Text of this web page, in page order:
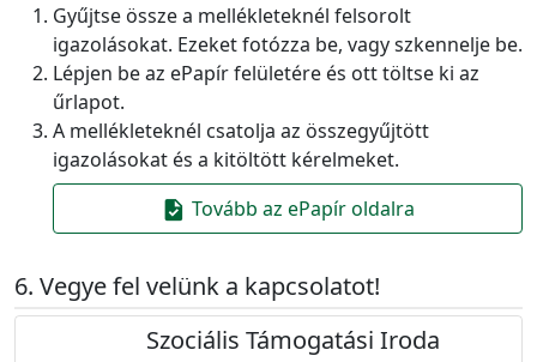
Gyűjtse össze a mellékleteknél felsorolt
igazolásokat. Ezeket fotózza be, vagy szkennelje be.
Lépjen be az ePapír felületére és ott töltse ki az
űrlapot.
A mellékleteknél csatolja az összegyűjtött
igazolásokat és a kitöltött kérelmeket.
task Tovább az ePapír oldalra
Vegye fel velünk a kapcsolatot!
Szociális Támogatási Iroda